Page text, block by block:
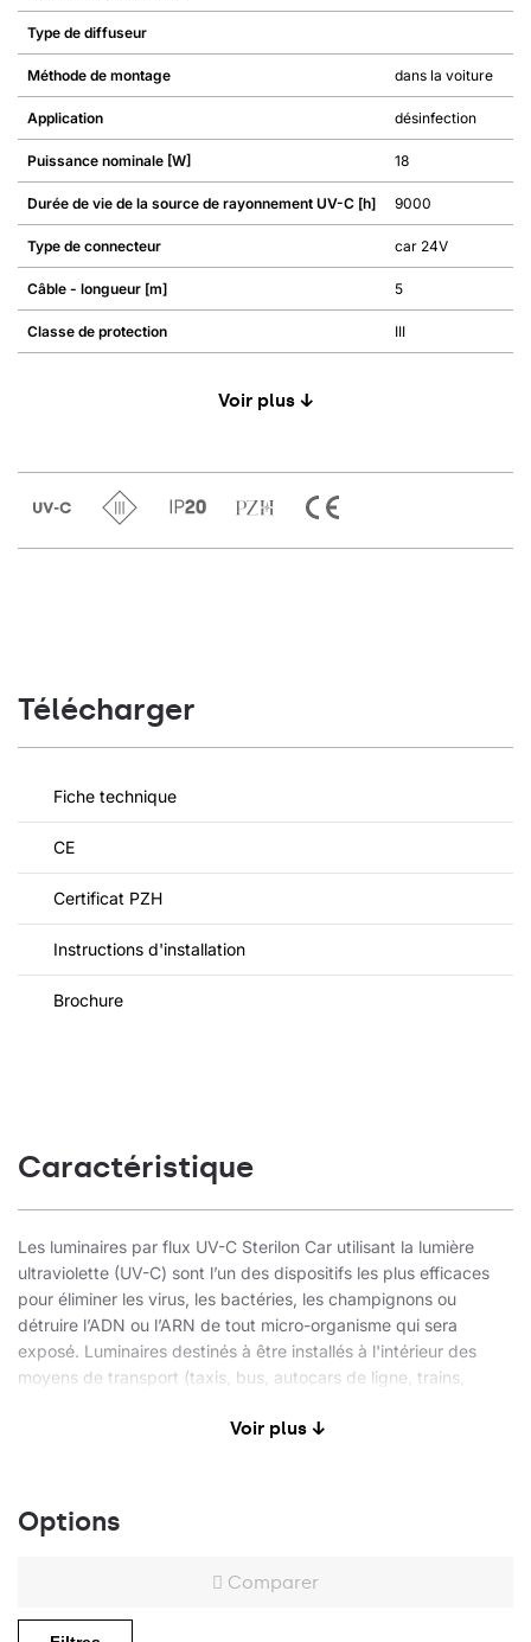
Type de diffuseur
Méthode de montage dans la voiture
Application désinfection
Puissance nominale [W] 18
Durée de vie de la source de rayonnement UV-C [h] 9000
Type de connecteur car 24V
Câble - longueur [m] 5
Classe de protection III
Voir plus ↓
Télécharger
Fiche technique
CE
Certificat PZH
Instructions d'installation
Brochure
Caractéristique
Les luminaires par flux UV-C Sterilon Car utilisant la lumière
ultraviolette (UV-C) sont l’un des dispositifs les plus efficaces
pour éliminer les virus, les bactéries, les champignons ou
détruire l’ADN ou l’ARN de tout micro-organisme qui sera
exposé. Luminaires destinés à être installés à l'intérieur des
moyens de transport (taxis, bus, autocars de ligne, trains,
Très faible poids: ~ 2,5 kg
Niveau de bruit: 29 dB
Durée de vie de la source de lumière: 9000h
Voir plus ↓
Options
Comparer